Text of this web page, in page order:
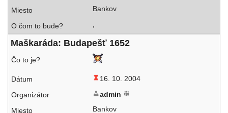
Bankov
,
Maškaráda: Budapešť 1652
16. 10. 2004
admin
Bankov